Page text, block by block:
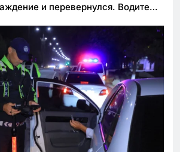
и перевернулся. Водитель